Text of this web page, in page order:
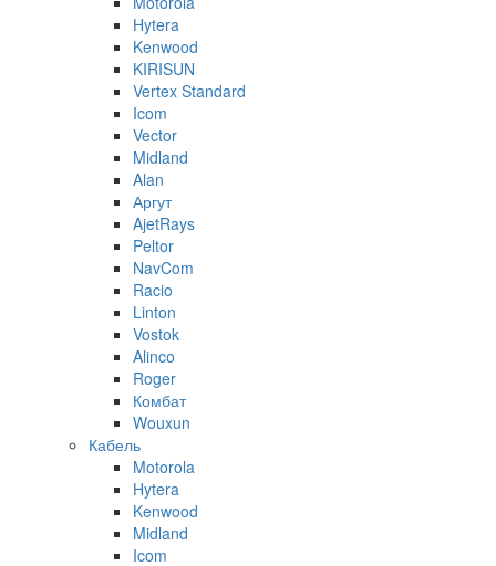
Hytera
Kenwood
KIRISUN
Vertex Standard
Icom
Vector
Midland
Alan
Аргут
AjetRays
Peltor
NavCom
Racio
Linton
Vostok
Alinco
Roger
Комбат
Wouxun
Кабель
Motorola
Hytera
Kenwood
Midland
Icom